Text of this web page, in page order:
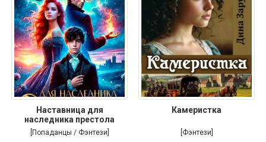
Наставница для
наследника престола
[Попаданцы / Фэнтези]
Камеристка
[Фэнтези]